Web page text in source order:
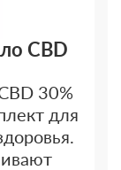
CBD
30%
для